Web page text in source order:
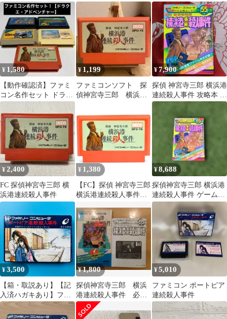
MOTHER カービィ 昭
和レトロ
件 箱説明書つき データ★ ＠＠
¥ 1,580
【動作確認済】ファミ
コン名作セット ドラゴ
ンクエストII 探偵神宮
寺三郎 他
¥ 1,199
ファミコンソフト 探
偵神宮寺三郎 横浜港
のみ 中古
¥7,900
探偵 神宮寺三郎 横浜港
連続殺人事件 攻略本 必
勝法シリーズケイブン
¥2,400
FC 探偵神宮寺三郎 横
浜港連続殺人事件
¥ 1,380
【FC】探偵 神宮寺三郎
横浜港連続殺人事件
コン
¥8,688
探偵神宮寺三郎 横浜港
連続殺人事件 ゲーム必
勝法シリーズ
¥3,500
【箱・取説あり】【記
入済ハガキあり】ファ
ミコン ポートピア連続
殺人事件 ENIX エニッ
¥1,800
探偵神宮寺三郎 横浜
港連続殺人事件 必勝
完ペキ本 ゲーム必勝
法シリーズ
¥5,010
ファミコン ポートピア
連続殺人事件